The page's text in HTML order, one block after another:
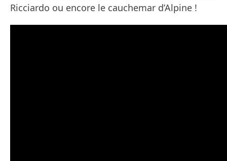
Ricciardo ou encore le cauchemar d’Alpine !